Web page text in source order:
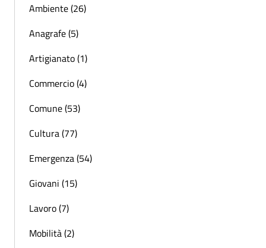
Ambiente (26)
Anagrafe (5)
Artigianato (1)
Commercio (4)
Comune (53)
Cultura (77)
Emergenza (54)
Giovani (15)
Lavoro (7)
Mobilità (2)